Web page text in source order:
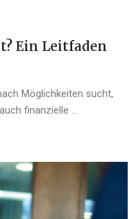
Ein Leitfaden
Möglichkeiten sucht,
finanzielle ...